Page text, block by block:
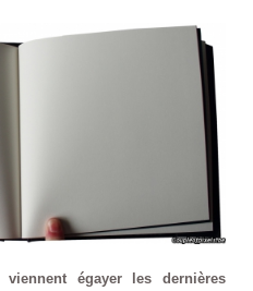
viennent égayer les dernières